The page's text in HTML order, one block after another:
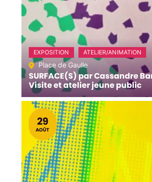
SURFACE(S) par Cassandre
Visite et atelier jeune public
EXPOSITION ATELIER/ANIMATION
Place de Gaulle
LE
29
AOÛT